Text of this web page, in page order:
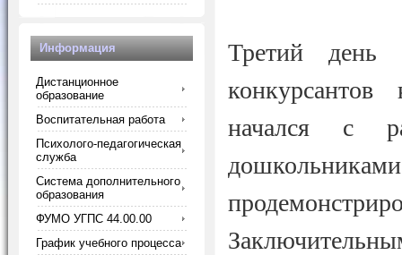
Третий день
конкурсантов
начался с
Информация
Дистанционное
образование
Воспитательная работа
Психолого-педагогическая
служба
Система дополнительного
образования
ФУМО УГПС 44.00.00
График учебного процесса